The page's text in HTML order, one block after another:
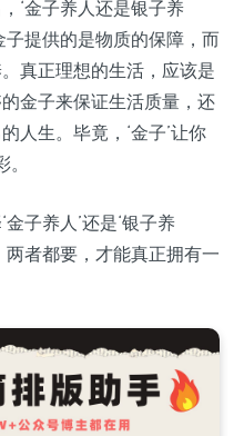
‘金子养人还是银子养
子提供的是物质的保障，而
真正理想的生活，应该是
金子来保证生活质量，还
人生。毕竟，‘金子’让你
子养人’还是‘银子养
两者都要，才能真正拥有一